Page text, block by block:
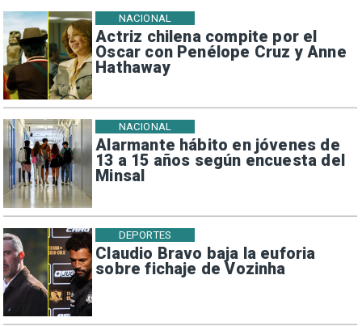
Actriz chilena compite por el
Oscar con Penélope Cruz y Anne
Hathaway
NACIONAL
Alarmante hábito en jóvenes de
13 a 15 años según encuesta del
Minsal
NACIONAL
Claudio Bravo baja la euforia
sobre fichaje de Vozinha
DEPORTES